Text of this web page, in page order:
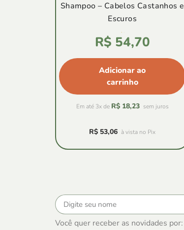
Shampoo – Cabelos Castanhos e
Escuros
4.83
de
5
R$ 54,70
Adicionar ao
carrinho
Em até 3x de R$18,23 sem juros
R$ 53,06 à vista no Pix
Você quer receber as novidades por: